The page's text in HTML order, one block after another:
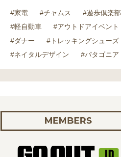
#家電 #チャムス
#遊歩倶楽部
#軽自動車
#アウトドアイベント
#ダナー
#トレッキングシューズ
#ネイタルデザイン
#パタゴニア
MEMBERS